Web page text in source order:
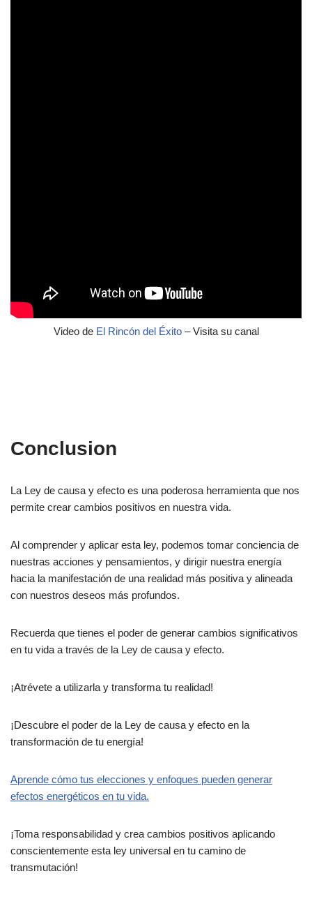
Video de El Rincón del Éxito– Visita su canal
Conclusion
La Ley de causa y efecto es una poderosa herramienta que nos
permite crear cambios positivos en nuestra vida.
Al comprender y aplicar esta ley, podemos tomar conciencia de
nuestras acciones y pensamientos, y dirigir nuestra energía
hacia la manifestación de una realidad más positiva y alineada
con nuestros deseos más profundos.
Recuerda que tienes el poder de generar cambios significativos
en tu vida a través de la Ley de causa y efecto.
¡Atrévete a utilizarla y transforma tu realidad!
¡Descubre el poder de la Ley de causa y efecto en la
transformación de tu energía!
Aprende cómo tus elecciones y enfoques pueden generar
efectos energéticos en tu vida.
¡Toma responsabilidad y crea cambios positivos aplicando
conscientemente esta ley universal en tu camino de
transmutación!